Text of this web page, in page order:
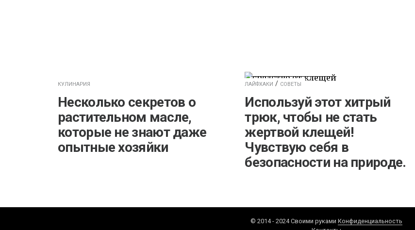
КУЛИНАРИЯ
Несколько секретов о
растительном масле,
которые не знают даже
опытные хозяйки
ЛАЙФХАКИ / СОВЕТЫ
Используй этот хитрый
трюк, чтобы не стать
жертвой клещей!
Чувствую себя в
безопасности на природе.
© 2014 - 2024 Своими руками Конфиденциальность